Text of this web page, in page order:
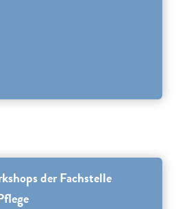
der Fachstelle